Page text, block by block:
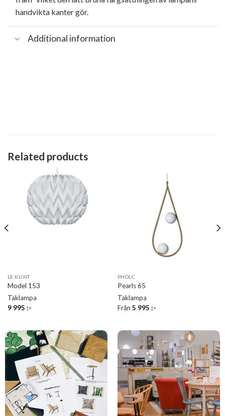
handvikta kanter gör.
Additional information
Related products
LE KLINT
Model 153
Taklampa
9 995 :-
PHOLC
Pearls 65
Taklampa
Från 5 995 :-